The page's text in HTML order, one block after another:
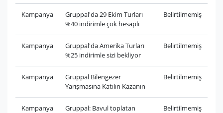
Kampanya
Gruppal'da 29 Ekim Turları
%40 indirimle çok hesaplı
Belirtilmemiş
Kampanya
Gruppal'da Amerika Turları
%25 indirimle sizi bekliyor
Belirtilmemiş
Kampanya
Gruppal Bilengezer
Yarışmasına Katılın Kazanın
Belirtilmemiş
Kampanya
Gruppal: Bavul toplatan
Belirtilmemiş